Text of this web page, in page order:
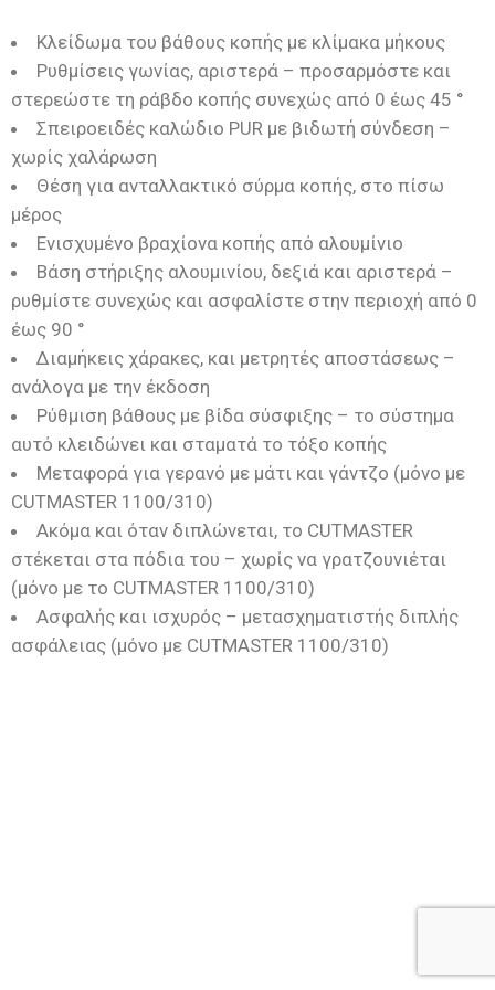
Κλείδωμα του βάθους κοπής με κλίμακα μήκους
Ρυθμίσεις γωνίας, αριστερά – προσαρμόστε και
στερεώστε τη ράβδο κοπής συνεχώς από 0 έως 45 °
Σπειροειδές καλώδιο PUR με βιδωτή σύνδεση –
χωρίς χαλάρωση
Θέση για ανταλλακτικό σύρμα κοπής, στο πίσω
μέρος
Ενισχυμένο βραχίονα κοπής από αλουμίνιο
Βάση στήριξης αλουμινίου, δεξιά και αριστερά –
ρυθμίστε συνεχώς και ασφαλίστε στην περιοχή από 0
έως 90 °
Διαμήκεις χάρακες, και μετρητές αποστάσεως –
ανάλογα με την έκδοση
Ρύθμιση βάθους με βίδα σύσφιξης – το σύστημα
αυτό κλειδώνει και σταματά το τόξο κοπής
Μεταφορά για γερανό με μάτι και γάντζο (μόνο με
CUTMASTER 1100/310)
Ακόμα και όταν διπλώνεται, το CUTMASTER
στέκεται στα πόδια του – χωρίς να γρατζουνιέται
(μόνο με το CUTMASTER 1100/310)
Ασφαλής και ισχυρός – μετασχηματιστής διπλής
ασφάλειας (μόνο με CUTMASTER 1100/310)